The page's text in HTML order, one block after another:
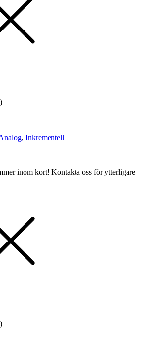
, Inkrementell
inom kort! Kontakta oss för ytterligare